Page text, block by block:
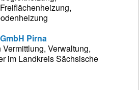
Pirna
Verwaltung,
im Landkreis Sächsische